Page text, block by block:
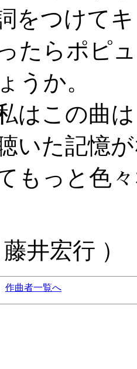
をつけて
たらポピ
うか。
はこの曲
いた記憶
もっと色
井宏行 ）
作曲者一覧へ